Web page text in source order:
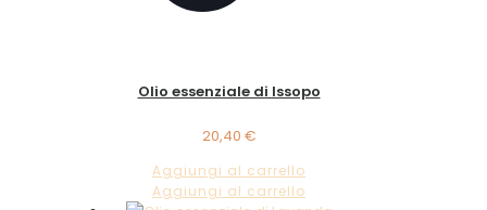
Olio essenziale di Issopo
20,40 €
Aggiungi al carrello
Aggiungi al carrello